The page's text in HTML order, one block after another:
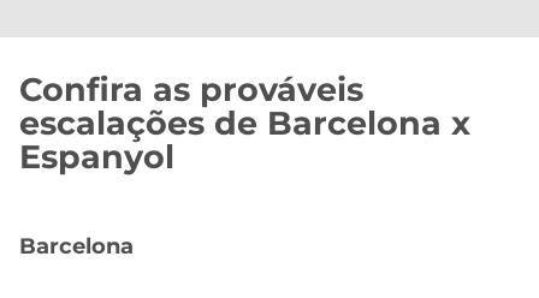
Confira as prováveis
escalações de Barcelona x
Espanyol
Barcelona